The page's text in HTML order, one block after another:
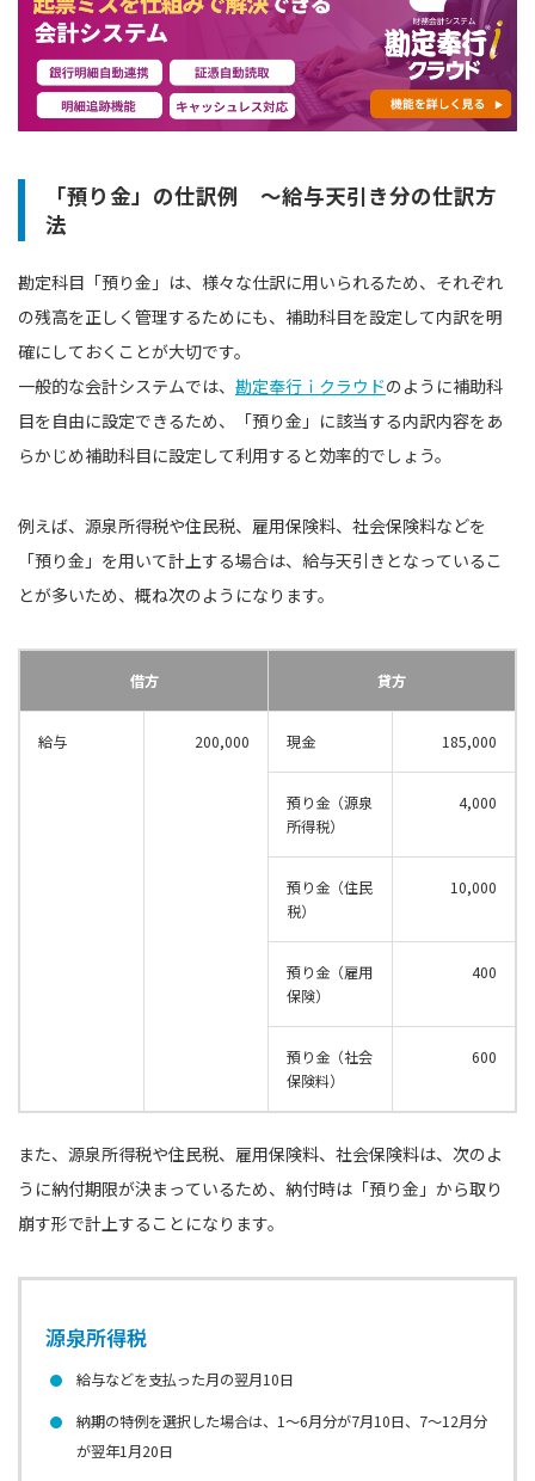
「預り金」の仕訳例 〜給与天引き分の仕訳方
法
勘定科目「預り金」は、様々な仕訳に用いられるため、それぞれ
の残高を正しく管理するためにも、補助科目を設定して内訳を明
確にしておくことが大切です。
一般的な会計システムでは、 勘定奉行ｉクラウドのように補助科
目を自由に設定できるため、「預り金」に該当する内訳内容をあ
らかじめ補助科目に設定して利用すると効率的でしょう。
例えば、源泉所得税や住民税、雇用保険料、社会保険料などを
「預り金」を用いて計上する場合は、給与天引きとなっているこ
とが多いため、概ね次のようになります。
借方 貸方
給与 200,000 現金 185,000
預り金（源泉
所得税）
4,000
預り金（住民
税）
10,000
預り金（雇用
保険）
400
預り金（社会
保険料）
600
また、源泉所得税や住民税、雇用保険料、社会保険料は、次のよ
うに納付期限が決まっているため、納付時は「預り金」から取り
崩す形で計上することになります。
源泉所得税
給与などを支払った月の翌月10日
納期の特例を選択した場合は、1〜6月分が7月10日、7〜12月分
が翌年1月20日